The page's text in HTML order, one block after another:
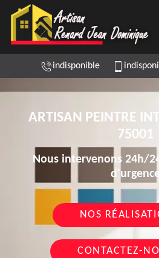
indisponible
ARTISAN PEINTRE
75001
Nous intervenons 24h/
d'urgence
NOS
CONTACTEZ-